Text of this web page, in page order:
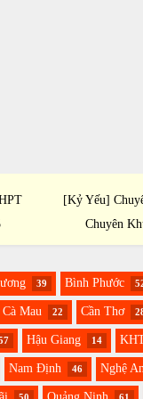
[Kỷ Yếu]
Chuyên
39 Bình Phước
Cà Mau 22 Cần Thơ
Hậu Giang 14
Nam Định 46 Nghệ An